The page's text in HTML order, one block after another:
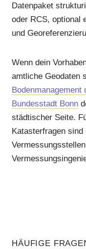
Datenpaket
oder RCS, optional
und
Wenn dein
amtliche Geodaten
Bundesstadt Bonn
städtischer Seite.
Katasterfragen
HÄUFIGE